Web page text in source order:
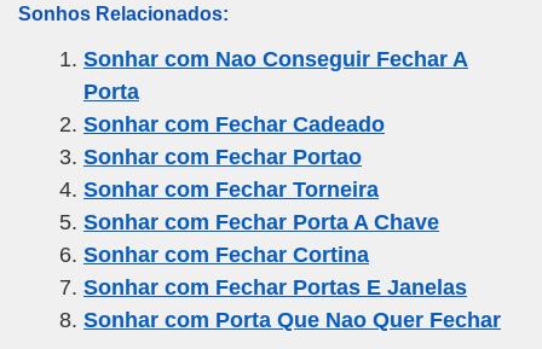
ail c
e
b
o
o
k
tt
er
e
gr
a
m
s
A
p
p
e
Sonhos Relacionados:
Sonhar com Nao Conseguir Fechar A
Porta
Sonhar com Fechar Cadeado
Sonhar com Fechar Portao
Sonhar com Fechar Torneira
Sonhar com Fechar Porta A Chave
Sonhar com Fechar Cortina
Sonhar com Fechar Portas E Janelas
Sonhar com Porta Que Nao Quer Fechar